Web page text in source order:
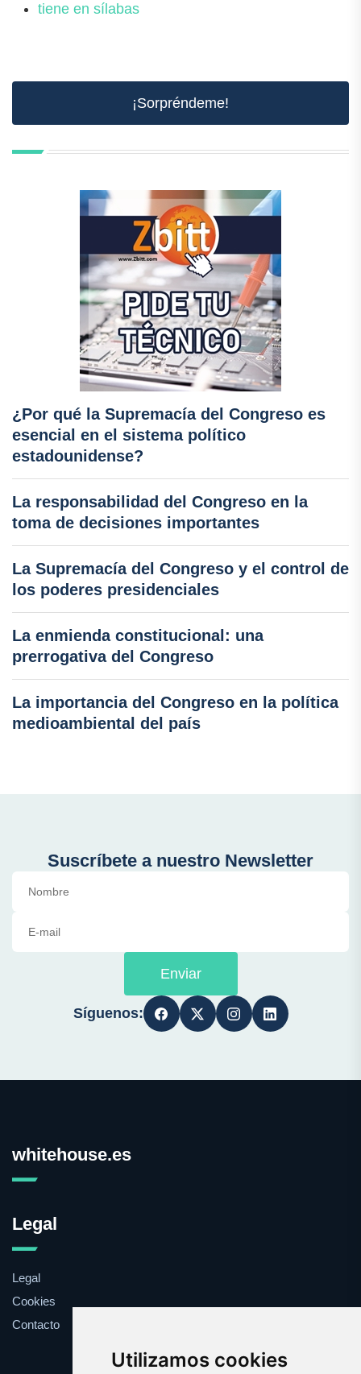
Utilizamos cookies
tiene en sílabas
¡Sorpréndeme!
¿Por qué la Supremacía del Congreso es
esencial en el sistema político
estadounidense?
La responsabilidad del Congreso en la
toma de decisiones importantes
La Supremacía del Congreso y el control de
los poderes presidenciales
La enmienda constitucional: una
prerrogativa del Congreso
La importancia del Congreso en la política
medioambiental del país
Suscríbete a nuestro Newsletter
Enviar
Síguenos:
whitehouse.es
Legal
Legal
Cookies
Contacto